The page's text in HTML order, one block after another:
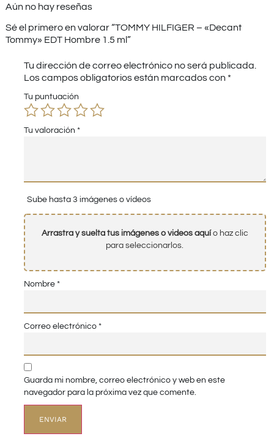
Aún no hay reseñas
Sé el primero en valorar “TOMMY HILFIGER – «Decant
Tommy» EDT Hombre 1.5 ml”
Tu dirección de correo electrónico no será publicada.
Los campos obligatorios están marcados con *
Tu puntuación
Tu valoración *
Sube hasta 3 imágenes o vídeos
Arrastra y suelta tus imágenes o videos aquío haz clic
para seleccionarlos.
Nombre *
Correo electrónico *
Guarda mi nombre, correo electrónico y web en este
navegador para la próxima vez que comente.